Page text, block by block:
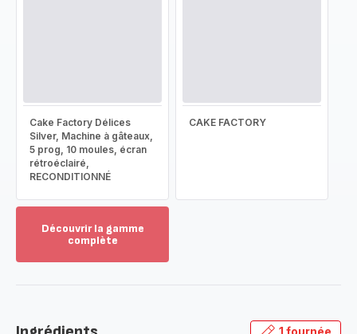
Cake Factory Délices
Silver, Machine à gâteaux,
5 prog, 10 moules, écran
rétroéclairé,
RECONDITIONNÉ
CAKE FACTORY
Découvrir la gamme
complète
1 fournée